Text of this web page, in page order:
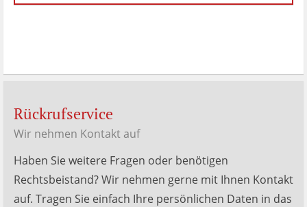
Rückrufservice
Wir nehmen Kontakt auf
Haben Sie weitere Fragen oder benötigen
Rechtsbeistand? Wir nehmen gerne mit Ihnen Kontakt
auf. Tragen Sie einfach Ihre persönlichen Daten in das